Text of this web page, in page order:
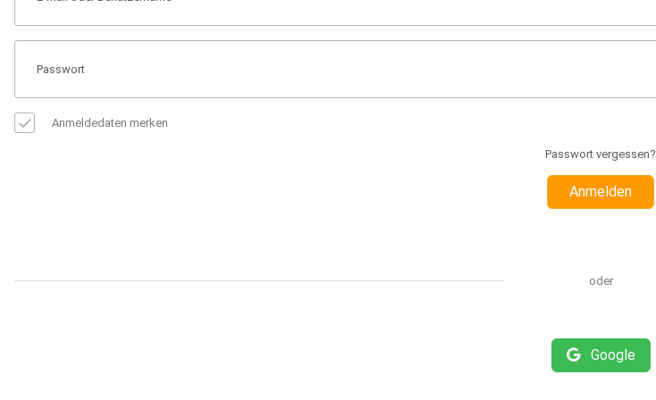
Anmeldedaten merken
Passwort vergessen?
Anmelden
oder
Google